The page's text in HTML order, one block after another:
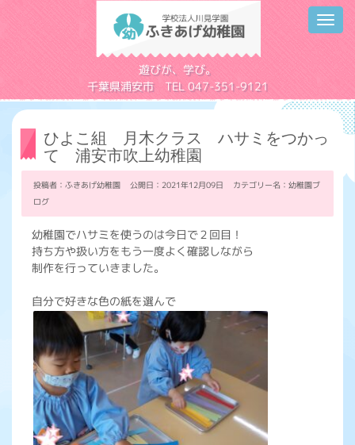
遊びが、学び。
千葉県浦安市 TEL 047-351-9121
ひよこ組 月木クラス ハサミをつかっ
て 浦安市吹上幼稚園
投稿者：ふきあげ幼稚園 公開日：2021年12月09日 カテゴリー名： 幼稚園ブ
ログ
幼稚園でハサミを使うのは今日で２回目！
持ち方や扱い方をもう一度よく確認しながら
制作を行っていきました。
自分で好きな色の紙を選んで